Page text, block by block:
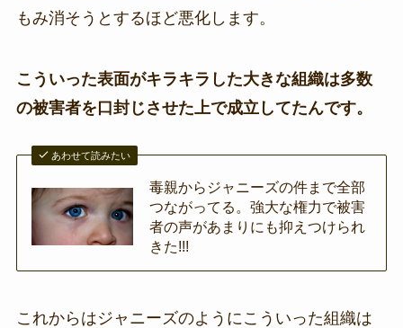
もみ消そうとするほど悪化します。
こういった表面がキラキラした大きな組織は多数
の被害者を口封じさせた上で成立してたんです。
あわせて読みたい
毒親からジャニーズの件まで全部
つながってる。強大な権力で被害
者の声があまりにも抑えつけられ
きた!!!
これからはジャニーズのようにこういった組織は